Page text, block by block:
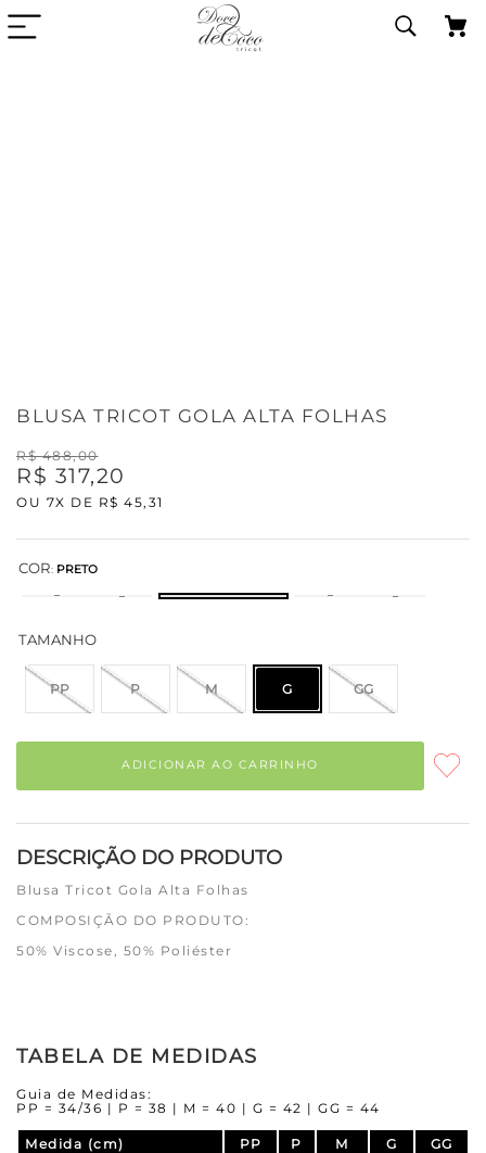
BLUSA TRICOT GOLA ALTA FOLHAS
R$ 488,00
R$ 317,20
OU 7X DE R$ 45, 31
COR: PRETO
TAMANHO
PP P M G GG
ADICIONAR AO CARRINHO
DESCRIÇÃO DO PRODUTO
Blusa Tricot Gola Alta Folhas
COMPOSIÇÃO DO PRODUTO:
50% Viscose, 50% Poliéster
TABELA DE MEDIDAS
Guia de Medidas:
PP = 34/36 | P = 38 | M = 40 | G = 42 | GG = 44
Medida (cm) PP P M G
GG